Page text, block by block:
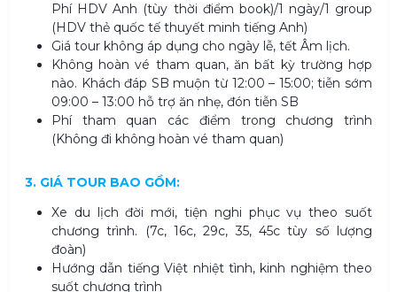
Phí HDV Anh (tùy thời điểm book)/1 ngày/1 group
(HDV thẻ quốc tế thuyết minh tiếng Anh)
Giá tour không áp dụng cho ngày lễ, tết Âm lịch.
Không hoàn vé tham quan, ăn bất kỳ trường hợp
nào. Khách đáp SB muộn từ 12:00 – 15:00; tiễn sớm
09:00 – 13:00 hỗ trợ ăn nhẹ, đón tiễn SB
Phí tham quan các điểm trong chương trình
(Không đi không hoàn vé tham quan)
3. GIÁ TOUR BAO GỒM:
Xe du lịch đời mới, tiện nghi phục vụ theo suốt
chương trình. (7c, 16c, 29c, 35, 45c tùy số lượng
đoàn)
Hướng dẫn tiếng Việt nhiệt tình, kinh nghiệm theo
suốt chương trình